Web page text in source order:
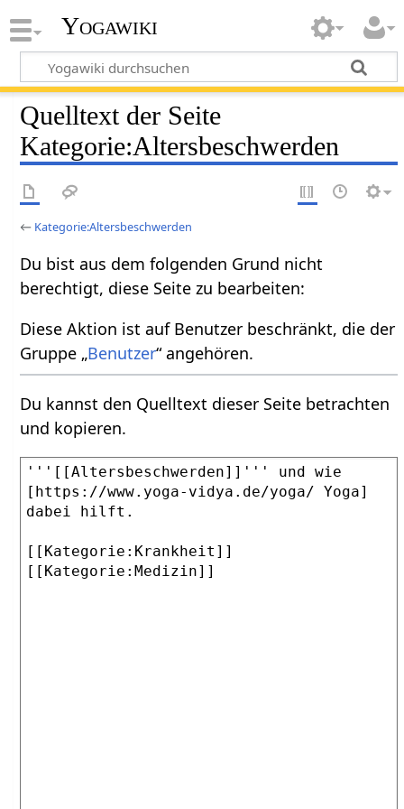
Yogawiki
Quelltext der Seite
Kategorie:Altersbeschwerden
← Kategorie:Altersbeschwerden
Du bist aus dem folgenden Grund nicht
berechtigt, diese Seite zu bearbeiten:
Diese Aktion ist auf Benutzer beschränkt, die der
Gruppe „Benutzer“ angehören.
Du kannst den Quelltext dieser Seite betrachten
und kopieren.